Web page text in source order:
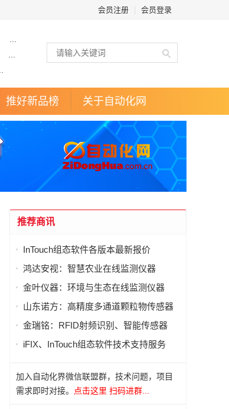
会员注册 会员登录
推好新品榜 关于自动化网
推荐商讯
InTouch组态软件各版本最新报价
鸿达安视：智慧农业在线监测仪器
金叶仪器：环境与生态在线监测仪器
山东诺方：高精度多通道颗粒物传感器
金瑞铭：RFID射频识别、智能传感器
iFIX、InTouch组态软件技术支持服务
加入自动化界微信联盟群，技术问题，项目
需求即时对接。
点击这里 扫码进群...